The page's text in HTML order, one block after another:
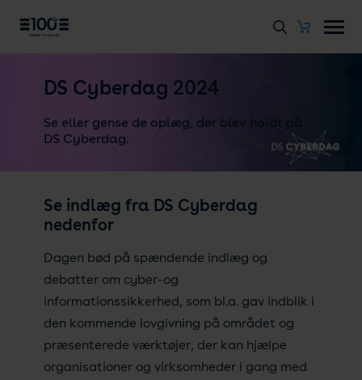
DS Cyberdag 2024
Se eller gense de oplæg, der blev holdt på
DS Cyberdag.
Se indlæg fra DS Cyberdag
nedenfor
Dagen bød på spændende indlæg og
debatter om cyber-og
informationssikkerhed, som bl.a. gav indblik i
den kommende lovgivning på området og
præsenterede værktøjer, der kan hjælpe
organisationer og virksomheder i gang med